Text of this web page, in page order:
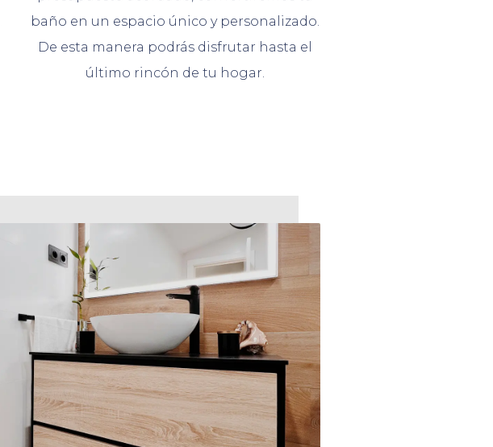
baño en un espacio único y personalizado.
De esta manera podrás disfrutar hasta el
último rincón de tu hogar.